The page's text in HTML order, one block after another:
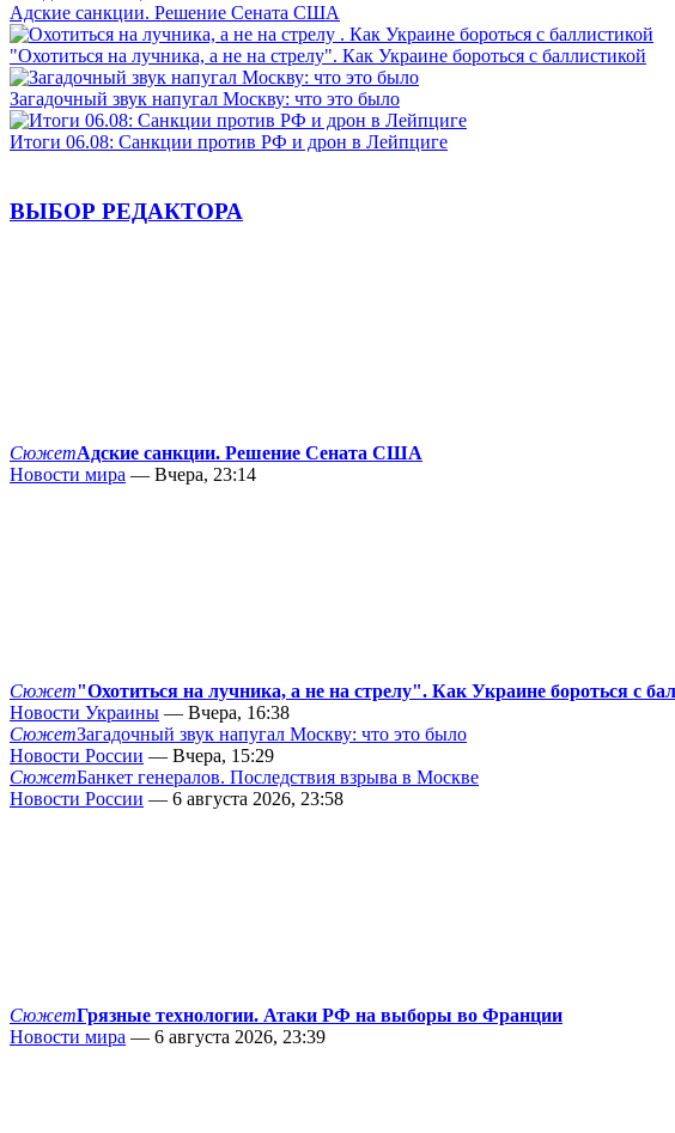
Адские санкции. Решение Сената США
"Охотиться на лучника, а не на стрелу". Как Украине бороться с баллистикой
Загадочный звук напугал Москву: что это было
Итоги 06.08: Санкции против РФ и дрон в Лейпциге
ВЫБОР РЕДАКТОРА
СюжетАдские санкции. Решение Сената США
Новости мира — Вчера, 23:14
Сюжет"Охотиться на лучника, а не на стрелу". Как Украине бороться с
Новости Украины — Вчера, 16:38
СюжетЗагадочный звук напугал Москву: что это было
Новости России — Вчера, 15:29
СюжетБанкет генералов. Последствия взрыва в Москве
Новости России — 6 августа 2026, 23:58
СюжетГрязные технологии. Атаки РФ на выборы во Франции
Новости мира — 6 августа 2026, 23:39